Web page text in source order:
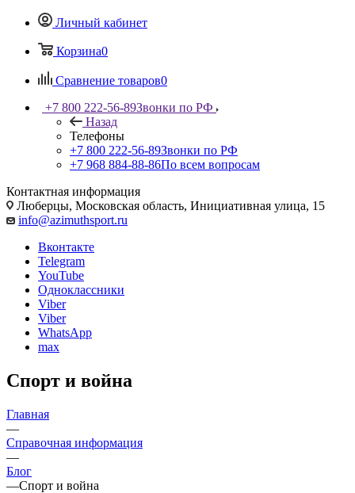
Личный кабинет
Корзина0
Сравнение товаров0
+7 800 222-56-89Звонки по РФ
Назад
Телефоны
+7 800 222-56-89Звонки по РФ
+7 968 884-88-86По всем вопросам
Контактная информация
Люберцы, Московская область, Инициативная улица, 15
info@azimuthsport.ru
Вконтакте
Telegram
YouTube
Одноклассники
Viber
Viber
WhatsApp
max
Спорт и война
Главная
—
Справочная информация
—
Блог
—Спорт и война